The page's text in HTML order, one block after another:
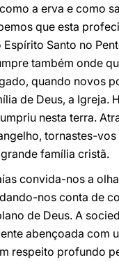
a erva e como
que esta
Santo no
também onde
quando novos
de Deus, a Igreja.
nesta terra.
tornastes-vos
família cristã.
convida-nos a
nos conta de
de Deus. A
abençoada com
respeito profundo